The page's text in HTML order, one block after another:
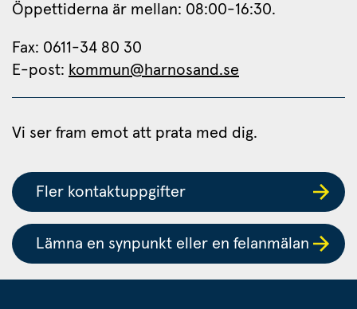
Öppettiderna är mellan: 08:00-16:30.
Fax: 0611-34 80 30
E-post: kommun@harnosand.se
Vi ser fram emot att prata med dig.
Fler kontaktuppgifter
Lämna en synpunkt eller en felanmälan